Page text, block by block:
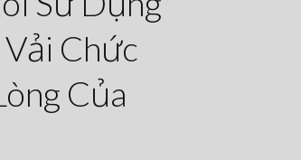
Chức
Của